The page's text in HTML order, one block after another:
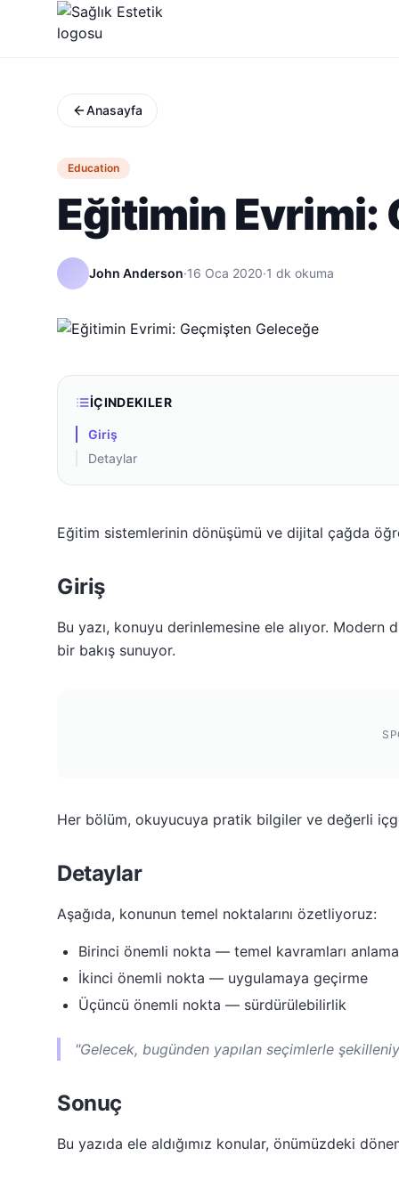
Anasayfa
Education
Eğitimin Evrimi:
John Anderson·16 Oca 2020·1 dk okuma
İÇINDEKILER
Giriş
Detaylar
Eğitim sistemlerinin dönüşümü ve dijital çağda
Giriş
Bu yazı, konuyu derinlemesine ele alıyor. Modern
bir bakış sunuyor.
Her bölüm, okuyucuya pratik bilgiler ve değerli
Detaylar
Aşağıda, konunun temel noktalarını özetliyoruz:
Birinci önemli nokta — temel kavramları anlama
İkinci önemli nokta — uygulamaya geçirme
Üçüncü önemli nokta — sürdürülebilirlik
"Gelecek, bugünden yapılan seçimlerle
Sonuç
Bu yazıda ele aldığımız konular, önümüzdeki